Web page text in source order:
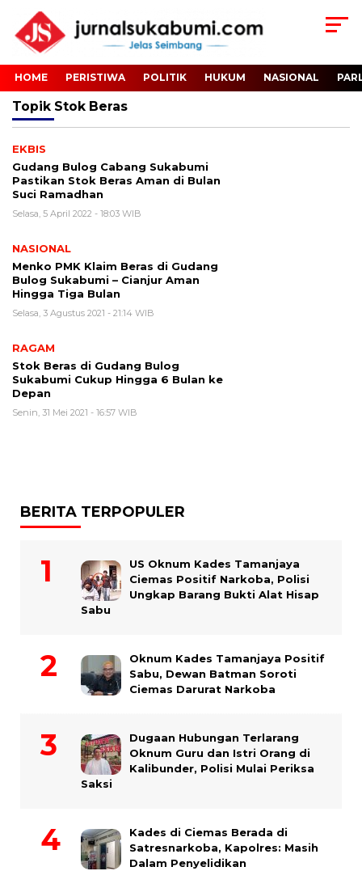
HOME PERISTIWA POLITIK HUKUM NASIONAL
Topik Stok Beras
EKBIS
Gudang Bulog Cabang Sukabumi
Pastikan Stok Beras Aman di Bulan
Suci Ramadhan
Selasa, 5 April 2022 - 18:03 WIB
NASIONAL
Menko PMK Klaim Beras di Gudang
Bulog Sukabumi – Cianjur Aman
Hingga Tiga Bulan
Selasa, 3 Agustus 2021 - 21:14 WIB
RAGAM
Stok Beras di Gudang Bulog
Sukabumi Cukup Hingga 6 Bulan ke
Depan
Senin, 31 Mei 2021 - 16:57 WIB
BERITA TERPOPULER
US Oknum Kades Tamanjaya
Ciemas Positif Narkoba, Polisi
Ungkap Barang Bukti Alat Hisap
Sabu
Oknum Kades Tamanjaya Positif
Sabu, Dewan Batman Soroti
Ciemas Darurat Narkoba
Dugaan Hubungan Terlarang
Oknum Guru dan Istri Orang di
Kalibunder, Polisi Mulai Periksa
Saksi
Kades di Ciemas Berada di
Satresnarkoba, Kapolres: Masih
Dalam Penyelidikan